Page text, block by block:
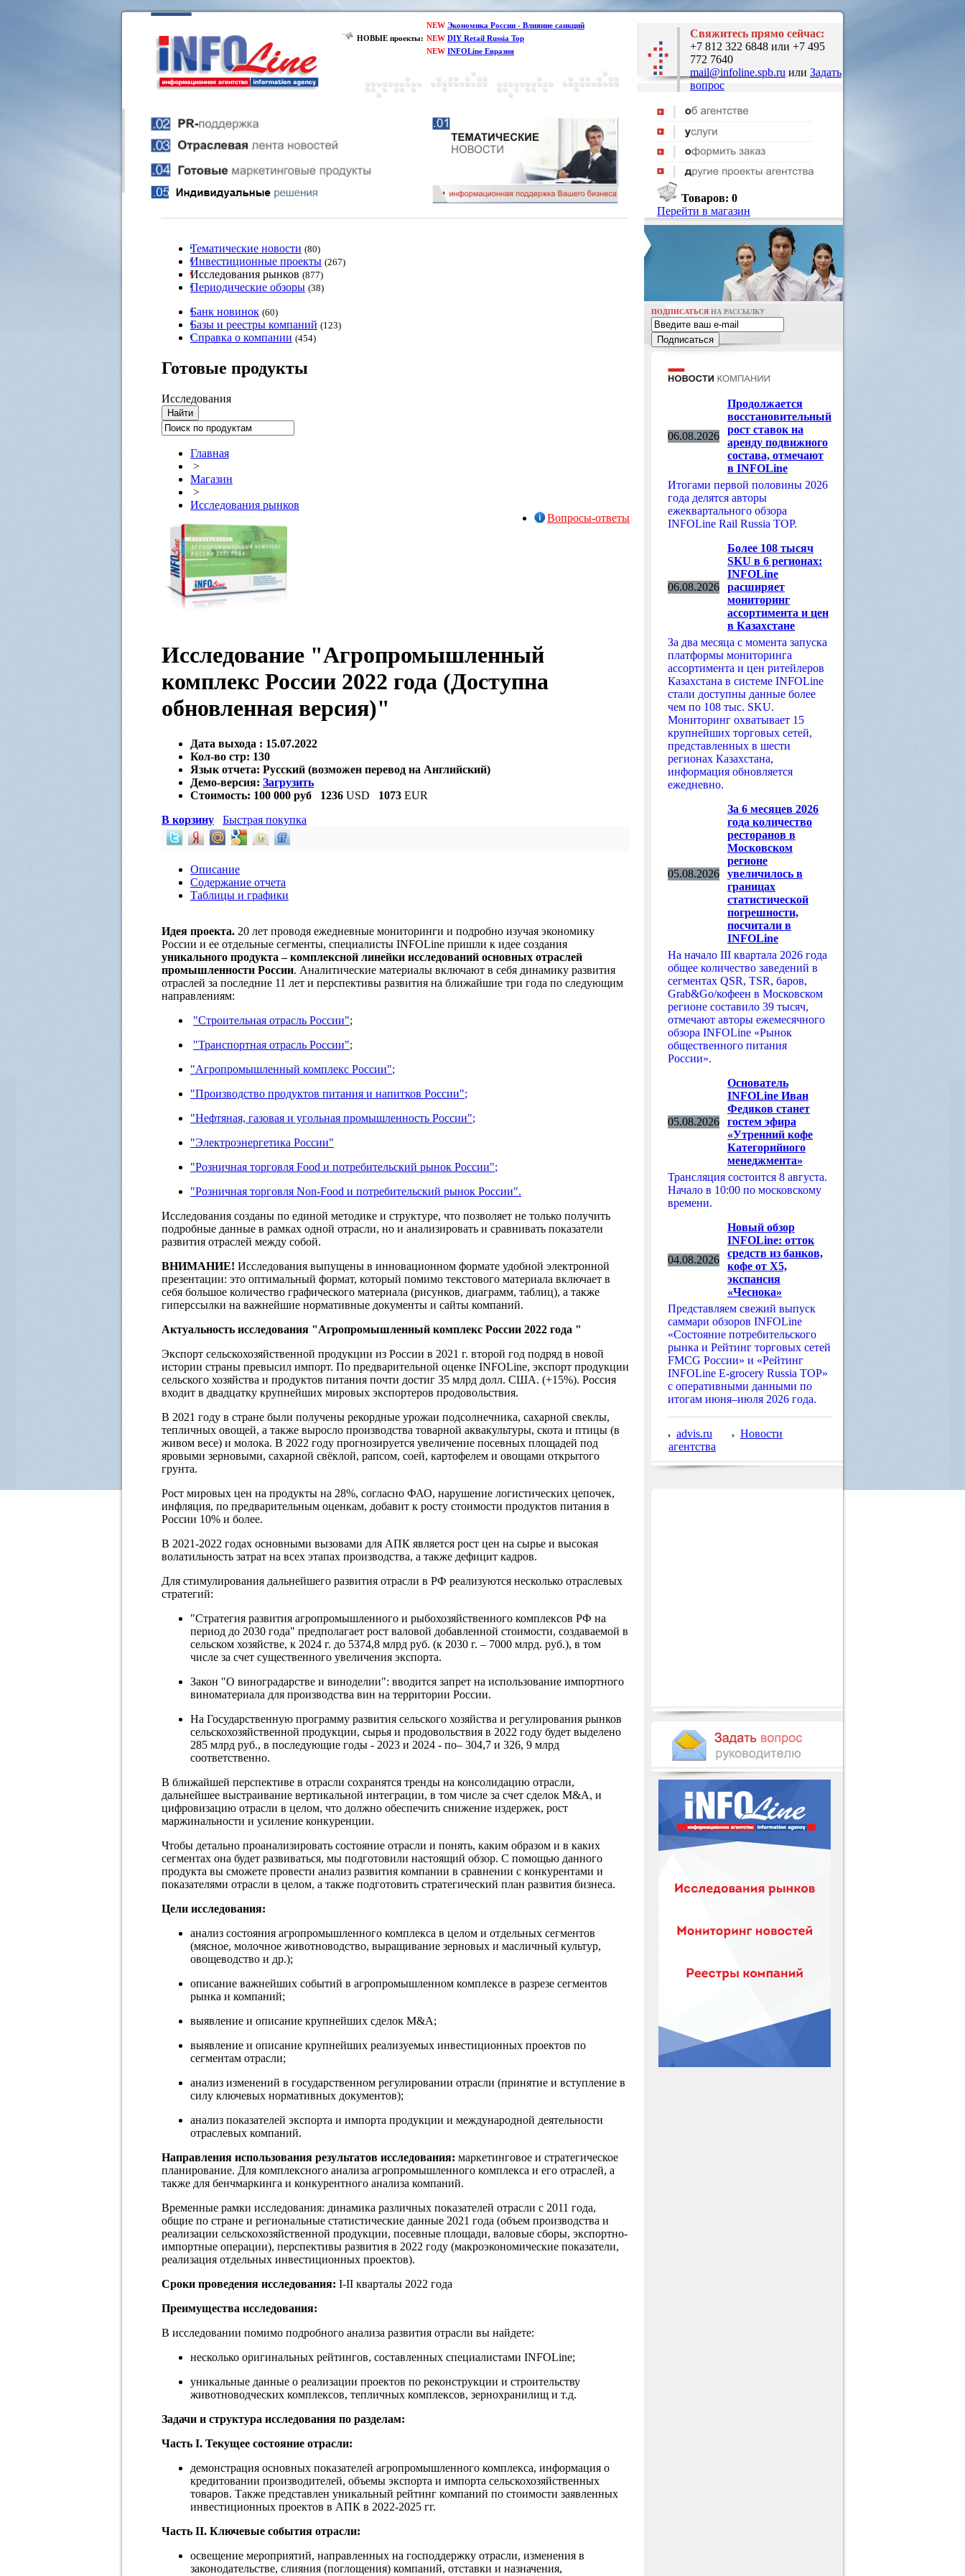
НОВЫЕ проекты:
NEW Экономика России - Влияние санкций
NEW DIY Retail Russia Top
NEW INFOLine Евразия
Свяжитесь прямо сейчас:
+7 812 322 6848 или +7 495
772 7640
mail@infoline.spb.ru или Задать
вопрос
Товаров: 0
Перейти в магазин
Тематические новости (80)
Инвестиционные проекты (267)
Исследования рынков (877)
Периодические обзоры (38)
Банк новинок (60)
Базы и реестры компаний (123)
Справка о компании (454)
Готовые продукты
Исследования
Главная
>
Магазин
>
Исследования рынков
Вопросы-ответы
Исследование "Агропромышленный
комплекс России 2022 года (Доступна
обновленная версия)"
Дата выхода : 15.07.2022
Кол-во стр: 130
Язык отчета: Русский (возможен перевод на Английский)
Демо-версия: Загрузить
Стоимость: 100 000 руб 1236 USD 1073 EUR
В корзину
Быстрая покупка
Описание
Содержание отчета
Таблицы и графики
Идея проекта. 20 лет проводя ежедневные мониторинги и подробно изучая экономику
России и ее отдельные сегменты, специалисты INFOLine пришли к идее создания
уникального продукта – комплексной линейки исследований основных отраслей
промышленности России. Аналитические материалы включают в себя динамику развития
отраслей за последние 11 лет и перспективы развития на ближайшие три года по следующим
направлениям:
"Строительная отрасль России";
"Транспортная отрасль России";
"Агропромышленный комплекс России";
"Производство продуктов питания и напитков России";
"Нефтяная, газовая и угольная промышленность России";
"Электроэнергетика России"
"Розничная торговля Food и потребительский рынок России";
"Розничная торговля Non-Food и потребительский рынок России".
Исследования созданы по единой методике и структуре, что позволяет не только получить
подробные данные в рамках одной отрасли, но и анализировать и сравнивать показатели
развития отраслей между собой.
ВНИМАНИЕ! Исследования выпущены в инновационном формате удобной электронной
презентации: это оптимальный формат, который помимо текстового материала включает в
себя большое количество графического материала (рисунков, диаграмм, таблиц), а также
гиперссылки на важнейшие нормативные документы и сайты компаний.
Актуальность исследования "Агропромышленный комплекс России 2022 года "
Экспорт сельскохозяйственной продукции из России в 2021 г. второй год подряд в новой
истории страны превысил импорт. По предварительной оценке INFOLine, экспорт продукции
сельского хозяйства и продуктов питания почти достиг 35 млрд долл. США. (+15%). Россия
входит в двадцатку крупнейших мировых экспортеров продовольствия.
В 2021 году в стране были получены рекордные урожаи подсолнечника, сахарной свеклы,
тепличных овощей, а также выросло производства товарной аквакультуры, скота и птицы (в
живом весе) и молока. В 2022 году прогнозируется увеличение посевных площадей под
яровыми зерновыми, сахарной свёклой, рапсом, соей, картофелем и овощами открытого
грунта.
Рост мировых цен на продукты на 28%, согласно ФАО, нарушение логистических цепочек,
инфляция, по предварительным оценкам, добавит к росту стоимости продуктов питания в
России 10% и более.
В 2021-2022 годах основными вызовами для АПК является рост цен на сырье и высокая
волатильность затрат на всех этапах производства, а также дефицит кадров.
Для стимулирования дальнейшего развития отрасли в РФ реализуются несколько отраслевых
стратегий:
"Стратегия развития агропромышленного и рыбохозяйственного комплексов РФ на
период до 2030 года" предполагает рост валовой добавленной стоимости, создаваемой в
сельском хозяйстве, к 2024 г. до 5374,8 млрд руб. (к 2030 г. – 7000 млрд. руб.), в том
числе за счет существенного увеличения экспорта.
Закон "О виноградарстве и виноделии": вводится запрет на использование импортного
виноматериала для производства вин на территории России.
На Государственную программу развития сельского хозяйства и регулирования рынков
сельскохозяйственной продукции, сырья и продовольствия в 2022 году будет выделено
285 млрд руб., в последующие годы - 2023 и 2024 - по– 304,7 и 326, 9 млрд
соответственно.
В ближайшей перспективе в отрасли сохранятся тренды на консолидацию отрасли,
дальнейшее выстраивание вертикальной интеграции, в том числе за счет сделок M&A, и
цифровизацию отрасли в целом, что должно обеспечить снижение издержек, рост
маржинальности и усиление конкуренции.
Чтобы детально проанализировать состояние отрасли и понять, каким образом и в каких
сегментах она будет развиваться, мы подготовили настоящий обзор. С помощью данного
продукта вы сможете провести анализ развития компании в сравнении с конкурентами и
показателями отрасли в целом, а также подготовить стратегический план развития бизнеса.
Цели исследования:
анализ состояния агропромышленного комплекса в целом и отдельных сегментов
(мясное, молочное животноводство, выращивание зерновых и масличный культур,
овощеводство и др.);
описание важнейших событий в агропромышленном комплексе в разрезе сегментов
рынка и компаний;
выявление и описание крупнейших сделок M&A;
выявление и описание крупнейших реализуемых инвестиционных проектов по
сегментам отрасли;
анализ изменений в государственном регулировании отрасли (принятие и вступление в
силу ключевых нормативных документов);
анализ показателей экспорта и импорта продукции и международной деятельности
отраслевых компаний.
Направления использования результатов исследования: маркетинговое и стратегическое
планирование. Для комплексного анализа агропромышленного комплекса и его отраслей, а
также для бенчмаркинга и конкурентного анализа компаний.
Временные рамки исследования: динамика различных показателей отрасли с 2011 года,
общие по стране и региональные статистические данные 2021 года (объем производства и
реализации сельскохозяйственной продукции, посевные площади, валовые сборы, экспортно-
импортные операции), перспективы развития в 2022 году (макроэкономические показатели,
реализация отдельных инвестиционных проектов).
Сроки проведения исследования: I-II кварталы 2022 года
Преимущества исследования:
В исследовании помимо подробного анализа развития отрасли вы найдете:
несколько оригинальных рейтингов, составленных специалистами INFOLine;
уникальные данные о реализации проектов по реконструкции и строительству
животноводческих комплексов, тепличных комплексов, зернохранилищ и т.д.
Задачи и структура исследования по разделам:
Часть I. Текущее состояние отрасли:
демонстрация основных показателей агропромышленного комплекса, информация о
кредитовании производителей, объемы экспорта и импорта сельскохозяйственных
товаров. Также представлен уникальный рейтинг компаний по стоимости заявленных
инвестиционных проектов в АПК в 2022-2025 гг.
Часть II. Ключевые события отрасли:
освещение мероприятий, направленных на господдержку отрасли, изменения в
законодательстве, слияния (поглощения) компаний, отставки и назначения,
ПОДПИСАТЬСЯ НА РАССЫЛКУ
06.08.2026
Продолжается
восстановительный
рост ставок на
аренду подвижного
состава, отмечают
в INFOLine
Итогами первой половины 2026
года делятся авторы
ежеквартального обзора
INFOLine Rail Russia TOP.
06.08.2026
Более 108 тысяч
SKU в 6 регионах:
INFOLine
расширяет
мониторинг
ассортимента и цен
в Казахстане
За два месяца с момента запуска
платформы мониторинга
ассортимента и цен ритейлеров
Казахстана в системе INFOLine
стали доступны данные более
чем по 108 тыс. SKU.
Мониторинг охватывает 15
крупнейших торговых сетей,
представленных в шести
регионах Казахстана,
информация обновляется
ежедневно.
05.08.2026
За 6 месяцев 2026
года количество
ресторанов в
Московском
регионе
увеличилось в
границах
статистической
погрешности,
посчитали в
INFOLine
На начало III квартала 2026 года
общее количество заведений в
сегментах QSR, TSR, баров,
Grab&Go/кофеен в Московском
регионе составило 39 тысяч,
отмечают авторы ежемесячного
обзора INFOLine «Рынок
общественного питания
России».
05.08.2026
Основатель
INFOLine Иван
Федяков станет
гостем эфира
«Утренний кофе
Категорийного
менеджмента»
Трансляция состоится 8 августа.
Начало в 10:00 по московскому
времени.
04.08.2026
Новый обзор
INFOLine: отток
средств из банков,
кофе от Х5,
экспансия
«Чеснока»
Представляем свежий выпуск
саммари обзоров INFOLine
«Состояние потребительского
рынка и Рейтинг торговых сетей
FMCG России» и «Рейтинг
INFOLine E-grocery Russia TOP»
с оперативными данными по
итогам июня–июля 2026 года.
advis.ru
Новости
агентства